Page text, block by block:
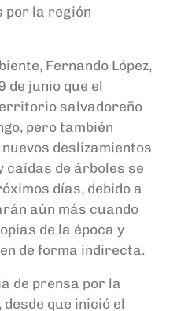
por la región
Fernando López,
de junio que el
salvadoreño
pero también
deslizamientos
caídas de árboles se
días, debido a
aún más cuando
de la época y
de forma indirecta.
de prensa por la
que inició el